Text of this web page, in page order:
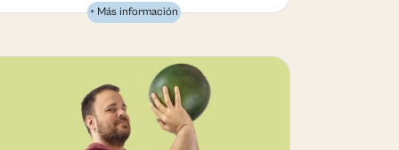
+ Más información